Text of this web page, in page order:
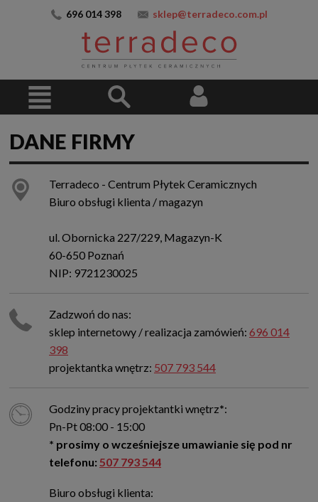
696 014 398 sklep@terradeco.com.pl
DANE FIRMY
Terradeco - Centrum Płytek Ceramicznych
Biuro obsługi klienta / magazyn
ul. Obornicka 227/229, Magazyn-K
60-650 Poznań
NIP: 9721230025
Zadzwoń do nas:
sklep internetowy / realizacja zamówień: 696 014
398
projektantka wnętrz: 507 793 544
Godziny pracy projektantki wnętrz*:
Pn-Pt 08:00 - 15:00
* prosimy o wcześniejsze umawianie się pod nr
telefonu:507 793 544
Biuro obsługi klienta: